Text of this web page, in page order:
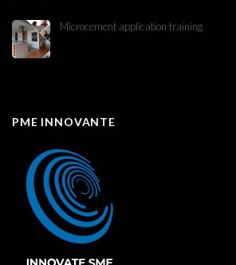
Microcement application training
PME INNOVANTE